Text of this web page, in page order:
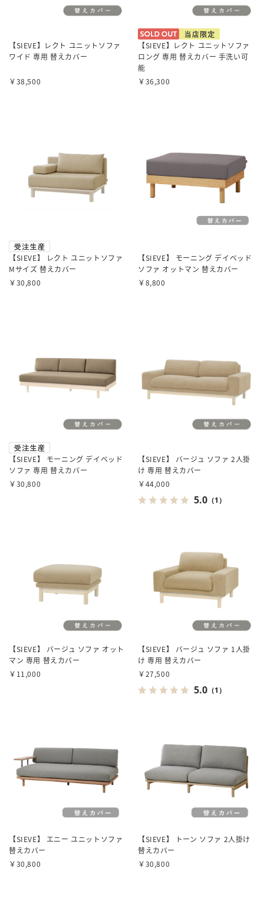
【SIEVE】レクト ユニットソファ
ワイド 専用 替えカバー
￥38,500
【SIEVE】レクト ユニットソファ
ロング 専用 替えカバー 手洗い可
能
￥36,300
【SIEVE】 レクト ユニットソファ
Mサイズ 替えカバー
￥30,800
【SIEVE】 モーニング デイベッド
ソファ オットマン 替えカバー
￥8,800
【SIEVE】 モーニング デイベッド
ソファ 専用 替えカバー
￥30,800
【SIEVE】 バージュ ソファ 2人掛
け 専用 替えカバー
￥44,000
5.0 （1）
【SIEVE】 バージュ ソファ オット
マン 専用 替えカバー
￥11,000
【SIEVE】 バージュ ソファ 1人掛
け 専用 替えカバー
￥27,500
5.0 （1）
【SIEVE】 エニー ユニットソファ
替えカバー
￥30,800
【SIEVE】 トーン ソファ 2人掛け
替えカバー
￥30,800